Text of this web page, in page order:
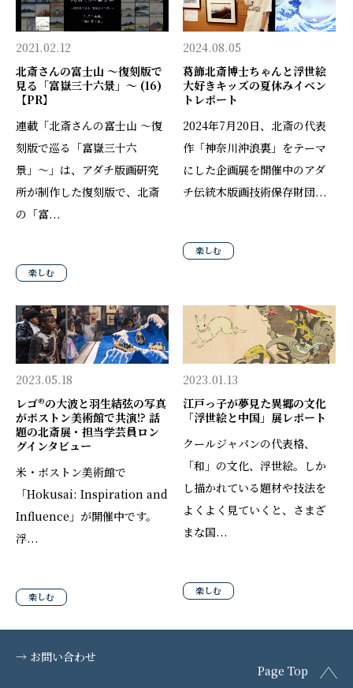
2021.02.12
北斎さんの富士山 〜復刻版で
見る「富嶽三十六景」〜 (16)
【PR】
連載「北斎さんの富士山 〜復
刻版で巡る「富嶽三十六
景」〜」は、アダチ版画研究
所が制作した復刻版で、北斎
の「富...
楽しむ
2024.08.05
葛飾北斎博士ちゃんと浮世絵
大好きキッズの夏休みイベン
トレポート
2024年7月20日、北斎の代表
作「神奈川沖浪裏」をテーマ
にした企画展を開催中のアダ
チ伝統木版画技術保存財団...
楽しむ
2023.05.18
レゴ®️の大波と羽生結弦の写真
がボストン美術館で共演!? 話
題の北斎展・担当学芸員ロン
グインタビュー
米・ボストン美術館で
「Hokusai: Inspiration and
Influence」が開催中です。
浮...
楽しむ
2023.01.13
江戸っ子が夢見た異郷の文化
「浮世絵と中国」展レポート
クールジャパンの代表格、
「和」の文化、浮世絵。しか
し描かれている題材や技法を
よくよく見ていくと、さまざ
まな国...
楽しむ
→ お問い合わせ
Page Top